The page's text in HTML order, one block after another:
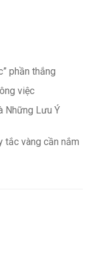
phần thắng
việc
Những Lưu Ý
tắc vàng cần nắm